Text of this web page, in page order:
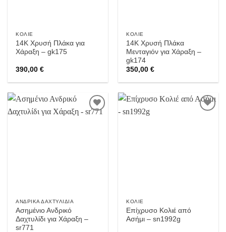
ΚΟΛΙΈ
14Κ Χρυσή Πλάκα για
Χάραξη – gk175
390,00€
ΚΟΛΙΈ
14Κ Χρυσή Πλάκα
Μενταγιόν για Χάραξη –
gk174
350,00€
ΑΝΔΡΙΚΆ ΔΑΧΤΥΛΊΔΙΑ
Ασημένιο Ανδρικό
Δαχτυλίδι για Χάραξη –
sr771
ΚΟΛΙΈ
Επίχρυσο Κολιέ από
Ασήμι – sn1992g